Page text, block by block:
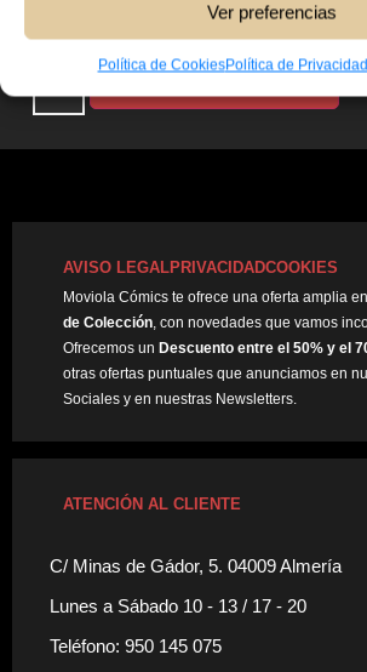
Ver preferencias
Política de CookiesPolítica de Privacidad
2,00€
AVISO LEGALPRIVACIDADCOOKIES
Moviola Cómics te ofrece una oferta amplia en
de Colección , con novedades que vamos
Ofrecemos un Descuento entre el 50% y el
otras ofertas puntuales que anunciamos en
Sociales y en nuestras Newsletters.
ATENCIÓN AL CLIENTE
C/ Minas de Gádor, 5. 04009 Almería
Lunes a Sábado 10 - 13 / 17 - 20
Teléfono: 950 145 075